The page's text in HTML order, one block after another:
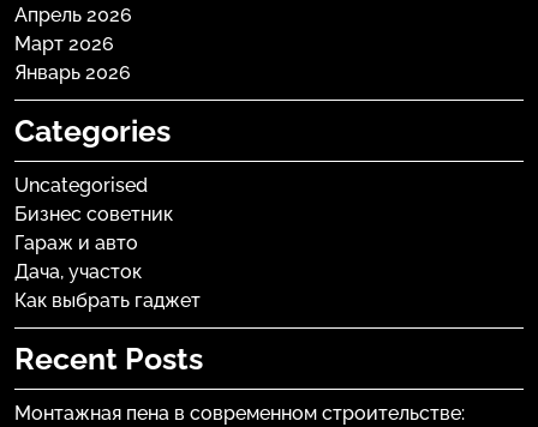
Апрель 2026
Март 2026
Январь 2026
Categories
Uncategorised
Бизнес советник
Гараж и авто
Дача, участок
Как выбрать гаджет
Recent Posts
Монтажная пена в современном строительстве: